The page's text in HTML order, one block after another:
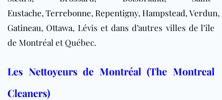
Eustache,Terrebonne, Repentigny, Hampstead,Verdun,
Gatineau, Ottawa, Lévis et dans d’autres villes de l’île
de Montréal et Québec.
Les Nettoyeurs de Montréal (The Montreal
Cleaners)